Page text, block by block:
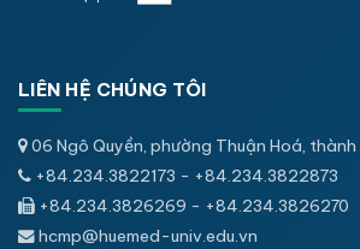
LIÊN HỆ CHÚNG TÔI
06 Ngô Quyền, phường Thuận Hoá, thành
+84.234.3822173 - +84.234.3822873
+84.234.3826269 - +84.234.3826270
hcmp@huemed-univ.edu.vn